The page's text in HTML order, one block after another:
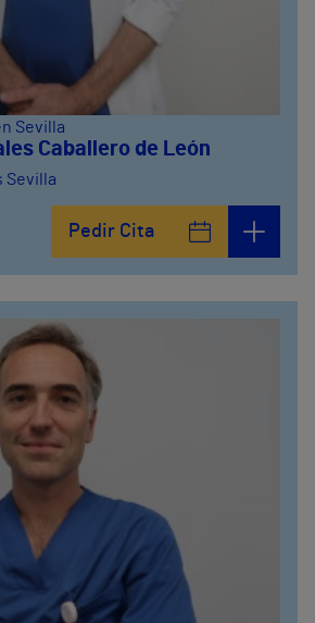
Sevilla
Caballero de León
Sevilla
Pedir Cita